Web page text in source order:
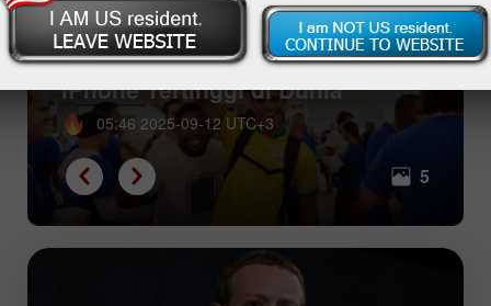
Lima Negara dengan Harga
iPhone Tertinggi di Dunia
05:46 2025-09-12 UTC+3
5